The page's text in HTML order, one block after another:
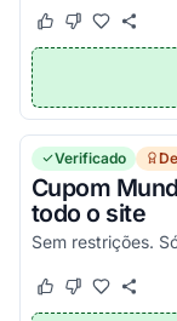
Este cupom
Este cupom
Verificado
Cupom
todo o site
Este cupom
Este cupom